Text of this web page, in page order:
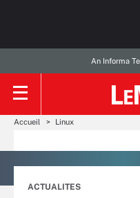
An Informa
Accueil Linux
ACTUALITES